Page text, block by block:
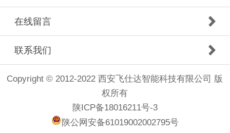
在线留言
联系我们
Copyright © 2012-2022 西安飞仕达智能科技有限公司 版
权所有
陕ICP备18016211号-3
陕公网安备61019002002795号